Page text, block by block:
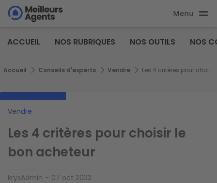
Aller
au
principal
Aller au
principal
Menu
Agents
ACCUEIL NOS RUBRIQUES NOS OUTILS NOS
Fil d'Ariane
Accueil Conseils d'experts Vendre Les 4 critères pour choisir le bon acheteur
Vendre
Les 4 critères pour choisir le
bon acheteur
krysAdmin
07 oct 2022